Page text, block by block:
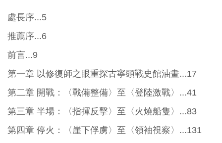
處長序...5
推薦序...6
前言...9
第一章 以修復師之眼重探古寧頭戰史館油畫...17
第二章 開戰：〈戰備整備〉至〈登陸激戰〉...41
第三章 半場：〈指揮反擊〉至〈火燒船隻〉...83
第四章 停火：〈崖下俘虜〉至〈領袖視察〉...131